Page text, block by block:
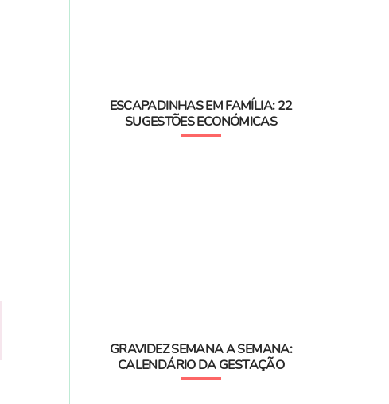
ESCAPADINHAS EM FAMÍLIA: 22
SUGESTÕES ECONÓMICAS
GRAVIDEZ SEMANA A SEMANA:
CALENDÁRIO DA GESTAÇÃO